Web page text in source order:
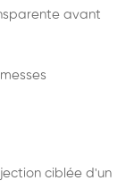
avant
ciblée d'un